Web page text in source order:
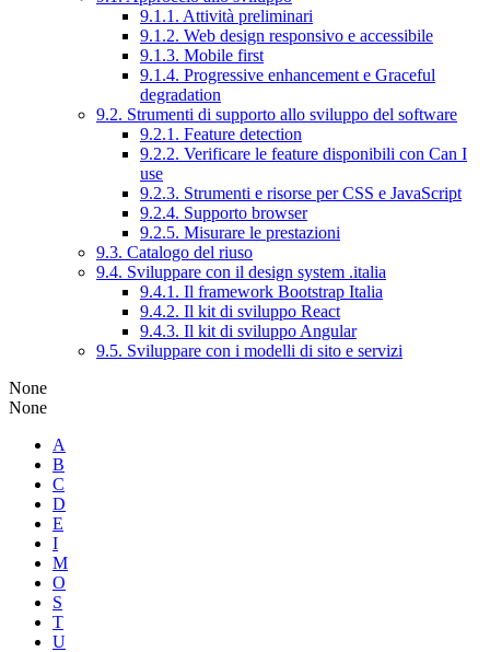
9.1.1. Attività preliminari
9.1.2. Web design responsivo e accessibile
9.1.3. Mobile first
9.1.4. Progressive enhancement e Graceful
degradation
9.2. Strumenti di supporto allo sviluppo del software
9.2.1. Feature detection
9.2.2. Verificare le feature disponibili con Can I
use
9.2.3. Strumenti e risorse per CSS e JavaScript
9.2.4. Supporto browser
9.2.5. Misurare le prestazioni
9.3. Catalogo del riuso
9.4. Sviluppare con il design system .italia
9.4.1. Il framework Bootstrap Italia
9.4.2. Il kit di sviluppo React
9.4.3. Il kit di sviluppo Angular
9.5. Sviluppare con i modelli di sito e servizi
None
None
A
B
C
D
E
I
M
O
S
T
U